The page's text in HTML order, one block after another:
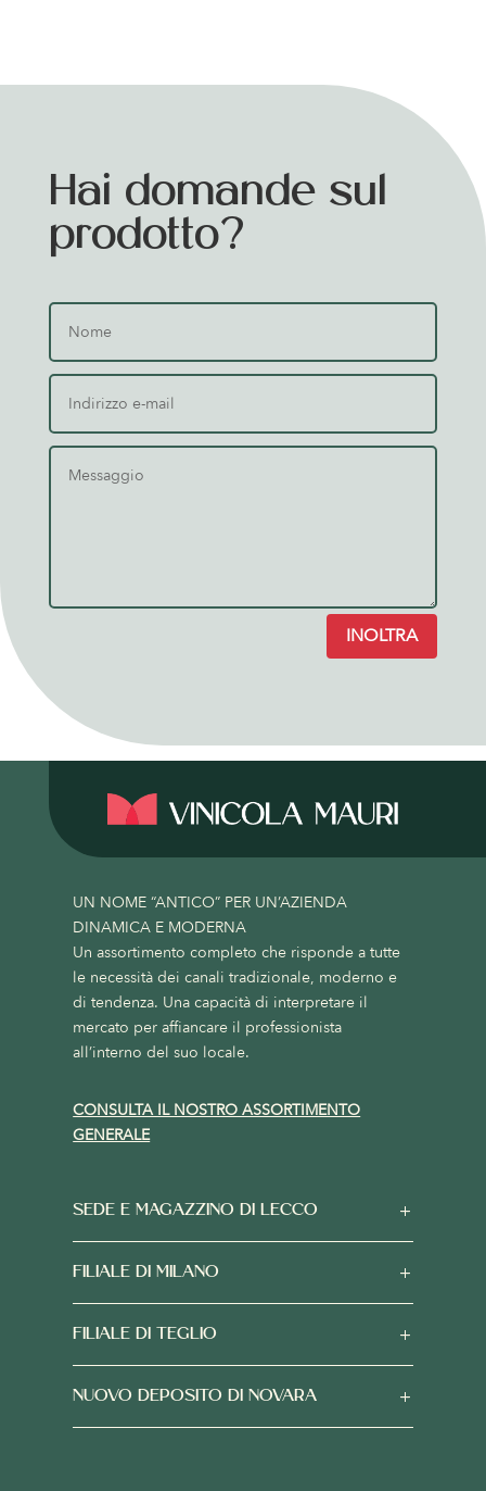
Hai domande sul
prodotto?
INOLTRA
UN NOME “ANTICO” PER UN’AZIENDA
DINAMICA E MODERNA
Un assortimento completo che risponde a tutte
le necessità dei canali tradizionale, moderno e
di tendenza. Una capacità di interpretare il
mercato per affiancare il professionista
all’interno del suo locale.
CONSULTA IL NOSTRO ASSORTIMENTO
GENERALE
SEDE E MAGAZZINO DI LECCO
FILIALE DI MILANO
FILIALE DI TEGLIO
NUOVO DEPOSITO DI NOVARA